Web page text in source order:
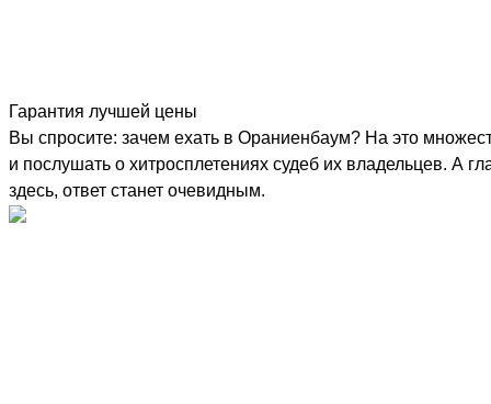
Гарантия лучшей цены
Вы спросите: зачем ехать в Ораниенбаум? На это
и послушать о хитросплетениях судеб их владельцев. А
здесь, ответ станет очевидным.